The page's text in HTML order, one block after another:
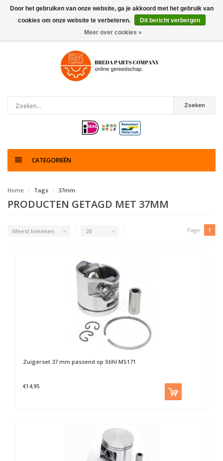
0artikelen
Zoeken
CATEGORIEËN
Home Tags 37mm
PRODUCTEN GETAGD MET 37MM
Meest bekeken 20 Page: 1
Zuigerset 37 mm passend op Stihl MS171
€14,95
Door het gebruiken van onze website, ga je akkoord met het gebruik van
cookies om onze website te verbeteren.
Dit bericht verbergen
Meer over cookies »